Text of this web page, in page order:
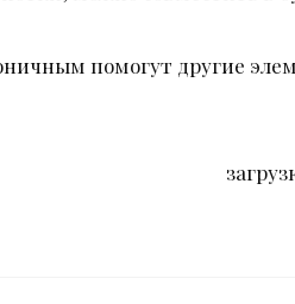
помогут другие